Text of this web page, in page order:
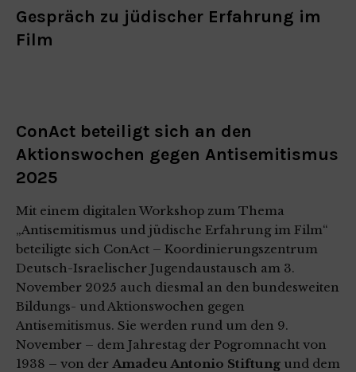
Gespräch zu jüdischer Erfahrung im
Film
ConAct beteiligt sich an den
Aktionswochen gegen Antisemitismus
2025
Mit einem digitalen Workshop zum Thema
„Antisemitismus und jüdische Erfahrung im Film“
beteiligte sich ConAct – Koordinierungszentrum
Deutsch-Israelischer Jugendaustausch am 3.
November 2025 auch diesmal an den bundesweiten
Bildungs- und Aktionswochen gegen
Antisemitismus. Sie werden rund um den 9.
November – dem Jahrestag der Pogromnacht von
1938 – von der Amadeu Antonio Stiftung und dem